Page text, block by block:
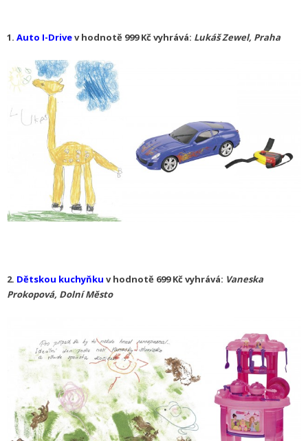
1. Auto I-Drivev hodnotě 999 Kč vyhrává: Lukáš Zewel, Praha
2. Dětskou kuchyňku v hodnotě 699 Kč vyhrává: Vaneska
Prokopová, Dolní Město